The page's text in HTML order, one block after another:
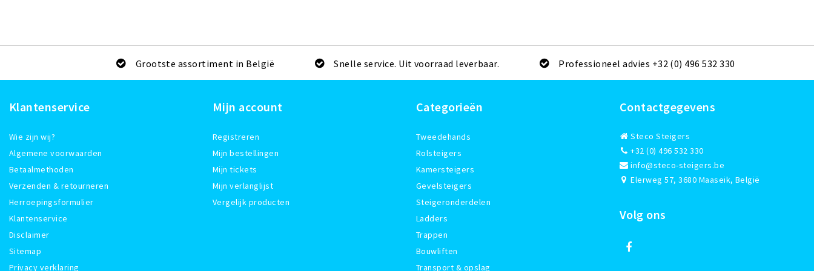
Grootste assortiment in België Snelle service. Uit voorraad leverbaar. Professioneel advies +32 (0) 496 532 330
Klantenservice
Wie zijn wij?
Algemene voorwaarden
Betaalmethoden
Verzenden & retourneren
Herroepingsformulier
Klantenservice
Disclaimer
Sitemap
Privacy verklaring
Mijn account
Registreren
Mijn bestellingen
Mijn tickets
Mijn verlanglijst
Vergelijk producten
Categorieën
Tweedehands
Rolsteigers
Kamersteigers
Gevelsteigers
Steigeronderdelen
Ladders
Trappen
Bouwliften
Transport & opslag
Contactgegevens
Steco Steigers
+32 (0) 496 532 330
info@steco-steigers.be
Elerweg 57, 3680 Maaseik, België
Volg ons